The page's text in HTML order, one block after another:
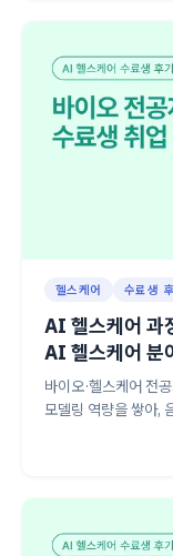
헬스케어 수료생
AI 헬스케어 과
AI 헬스케어 분
바이오·헬스케어 전
모델링 역량을 쌓아,
무에서 AI 역량이